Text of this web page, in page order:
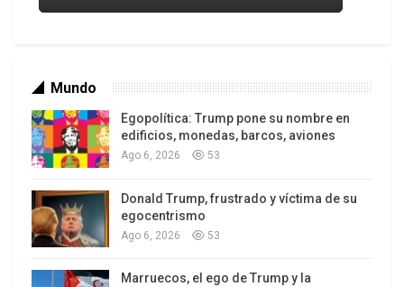
Los latinos le van dando la espalda a Trump
Mundo
Egopolítica: Trump pone su nombre en
edificios, monedas, barcos, aviones
Ago 6, 2026 53
Donald Trump, frustrado y víctima de su
egocentrismo
Ago 6, 2026 53
Marruecos, el ego de Trump y la